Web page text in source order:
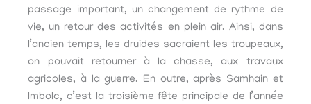
passage important, un changement de rythme de
vie, un retour des activités en plein air. Ainsi, dans
l’ancien temps, les druides sacraient les troupeaux,
on pouvait retourner à la chasse, aux travaux
agricoles, à la guerre. En outre, après Samhain et
Imbolc, c’est la troisième fête principale de l’année